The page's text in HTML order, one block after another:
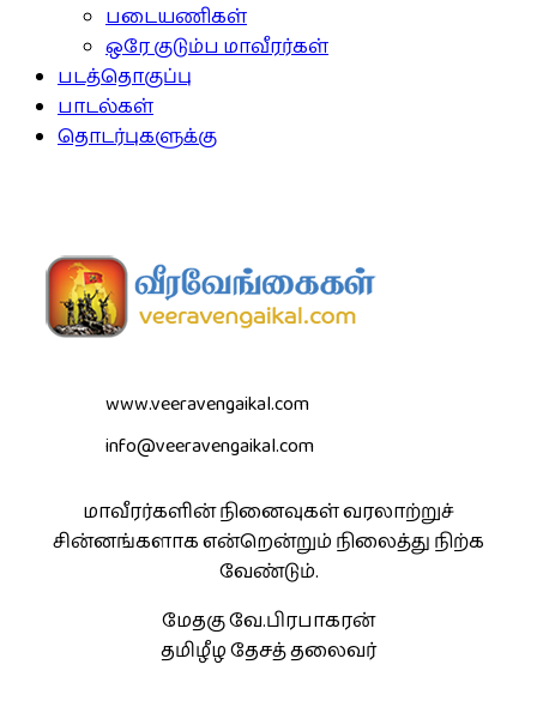
படையணிகள்
ஒரே குடும்ப மாவீரர்கள்
படத்தொகுப்பு
பாடல்கள்
தொடர்புகளுக்கு
www.veeravengaikal.com
info@veeravengaikal.com
மாவீரர்களின் நினைவுகள் வரலாற்றுச்
சின்னங்களாக என்றென்றும் நிலைத்து நிற்க
வேண்டும்.
மேதகு வே.பிரபாகரன்
தமிழீழ தேசத் தலைவர்